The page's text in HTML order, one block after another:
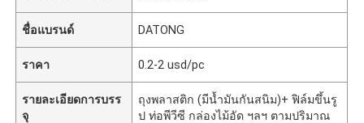
ชื่อแบรนด์ DATONG
ราคา 0.2-2 usd/pc
รายละเอียดการบรร
จุ
ถุงพลาสติก (มีน้ำมันกันสนิม)+ ฟิล์มขึ้นรู
ป ท่อพีวีซี กล่องไม้อัด ฯลฯ ตามปริมาณ